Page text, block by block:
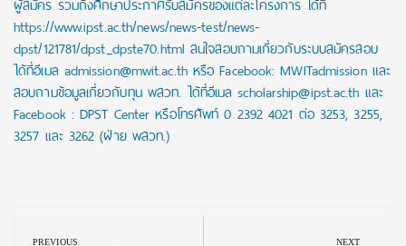
ผู้สมัคร รวมถึงศึกษาประกาศรับสมัครของแต่ละโครงการ ได้ที่
https://www.ipst.ac.th/news/news-test/news-
dpst/121781/dpst_dpste70.html สนใจสอบถามเกี่ยวกับระบบสมัครสอบ
ได้ที่อีเมล admission@mwit.ac.th หรือ Facebook: MWITadmission และ
สอบถามข้อมูลเกี่ยวกับทุน พสวท. ได้ที่อีเมล scholarship@ipst.ac.th และ
Facebook : DPST Center หรือโทรศัพท์ 0 2392 4021 ต่อ 3253, 3255,
3257 และ 3262 (ฝ่าย พสวท.)
PREVIOUS NEXT